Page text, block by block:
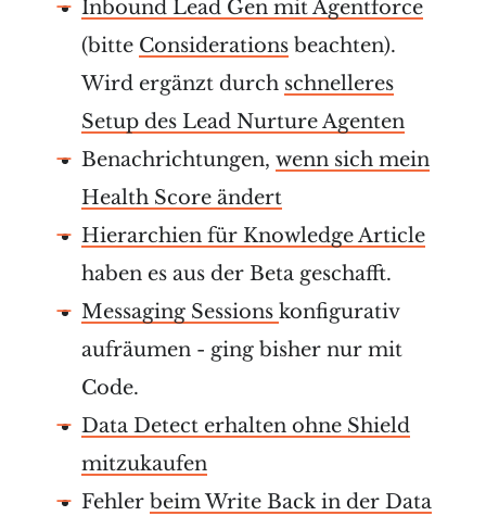
Inbound Lead Gen mit Agentforce
(bitte Considerations beachten).
Wird ergänzt durch schnelleres
Setup des Lead Nurture Agenten
Benachrichtungen, wenn sich mein
Health Score ändert
Hierarchien für Knowledge Article
haben es aus der Beta geschafft.
Messaging Sessions konfigurativ
aufräumen - ging bisher nur mit
Code.
Data Detect erhalten ohne Shield
mitzukaufen
Fehler beim Write Back in der Data